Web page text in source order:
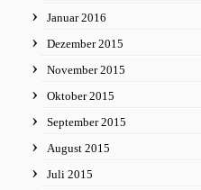
Januar 2016
Dezember 2015
November 2015
Oktober 2015
September 2015
August 2015
Juli 2015